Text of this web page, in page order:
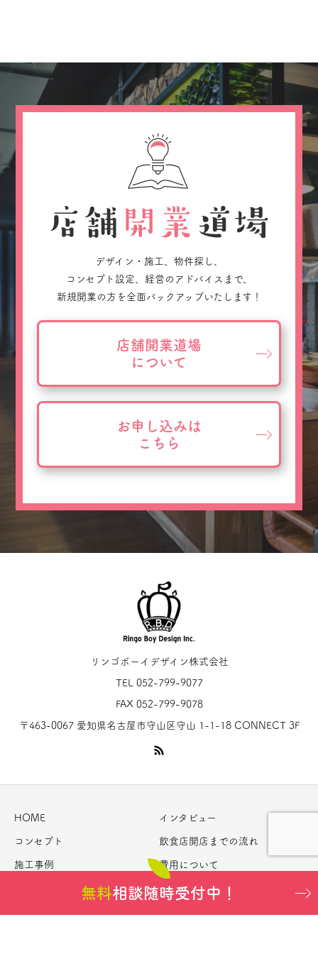
デザイン・施工、物件探し、
コンセプト設定、経営のアドバイスまで、
新規開業の方を全面バックアップいたします！
店舗開業道場
について
お申し込みは
こちら
リンゴボーイデザイン株式会社
TEL 052-799-9077
FAX 052-799-9078
〒463-0067 愛知県名古屋市守山区守山 1-1-18 CONNECT 3F
HOME インタビュー
コンセプト 飲食店開店までの流れ
施工事例 費用について
特定商取引法に関する記載
無料相談随時受付中！